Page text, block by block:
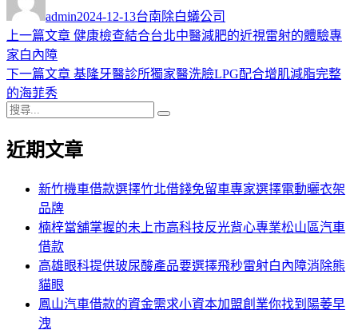
者
admin佈
日
2024-12-13類
台南除白蟻公司
文
章
導
覽
上一篇文章 上
篇
健康檢查結合台北中醫減肥的近視雷射的體驗專
家白內障
下一篇文章 下
章:
基隆牙醫診所獨家醫洗臉LPG配合增肌減脂完整
的海菲秀
搜
關
近期文章
新竹機車借款選擇竹北借錢免留車專家選擇電動曬衣架
品牌
楠梓當舖掌握的未上市高科技反光背心專業松山區汽車
借款
高雄眼科提供玻尿酸產品要選擇飛秒雷射白內障消除熊
貓眼
鳳山汽車借款的資金需求小資本加盟創業你找到陽萎早
洩